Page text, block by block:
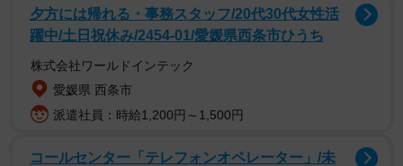
せて頂きました。今でもこの曲を聴くと、あの頃の日々が
鮮明に蘇ります」と話していたが、実際、思い入れの深い
一曲であることがわかる。
夕方には帰れる・事務スタッフ/20代30代女性活
躍中/土日祝休み/2454-01/愛媛県西条市ひうち
株式会社ワールドインテック
愛媛県 西条市
派遣社員：時給1,200円～1,500円
コールセンター「テレフォンオペレーター」/未